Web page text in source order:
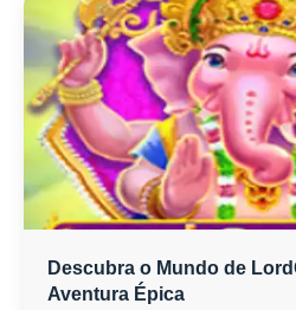
Descubra o Mundo de
Aventura Épica